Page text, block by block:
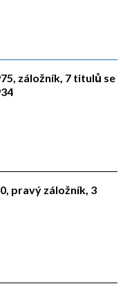
záložník, 7 titulů se
pravý záložník, 3